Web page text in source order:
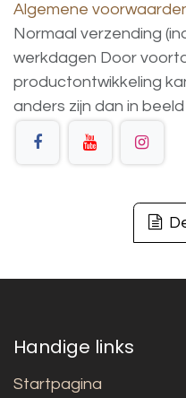
Algemene
Normaal verzending
werkdagen Door
productontwikkeling
anders zijn dan in beeld
Handige links
Startpagina